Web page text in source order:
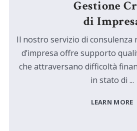
Gestione
di
Il nostro servizio di consulenza
d’impresa offre supporto
che attraversano difficoltà
in stato di ...
LEARN MORE